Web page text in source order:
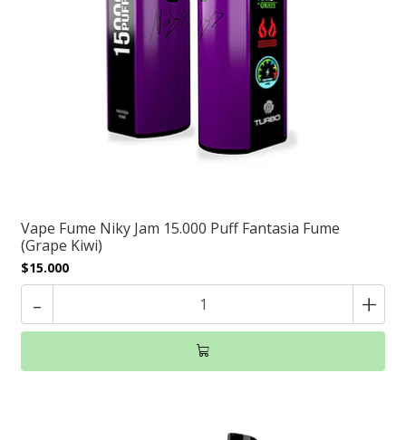
Vape Fume Niky Jam 15.000 Puff Fantasia Fume
(Grape Kiwi)
$15.000
- +